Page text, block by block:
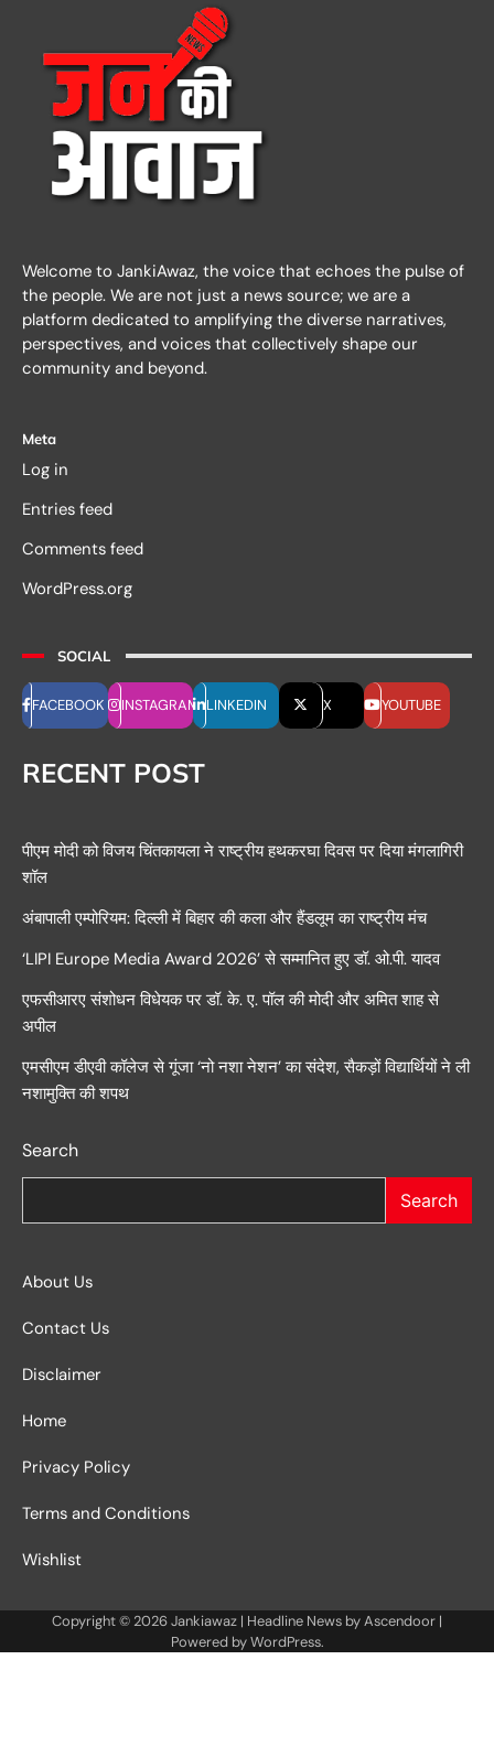
Welcome to JankiAwaz, the voice that echoes the pulse of
the people. We are not just a news source; we are a
platform dedicated to amplifying the diverse narratives,
perspectives, and voices that collectively shape our
community and beyond.
Meta
Log in
Entries feed
Comments feed
WordPress.org
SOCIAL
FACEBOOK INSTAGRAM LINKEDIN X YOUTUBE
RECENT POST
पीएम मोदी को विजय चिंतकायला ने राष्ट्रीय हथकरघा दिवस पर दिया मंगलागिरी
शॉल
अंबापाली एम्पोरियम: दिल्ली में बिहार की कला और हैंडलूम का राष्ट्रीय मंच
‘LIPI Europe Media Award 2026’ से सम्मानित हुए डॉ. ओ.पी. यादव
एफसीआरए संशोधन विधेयक पर डॉ. के. ए. पॉल की मोदी और अमित शाह से
अपील
एमसीएम डीएवी कॉलेज से गूंजा ‘नो नशा नेशन’ का संदेश, सैकड़ों विद्यार्थियों ने ली
नशामुक्ति की शपथ
Search
Search
About Us
Contact Us
Disclaimer
Home
Privacy Policy
Terms and Conditions
Wishlist
Copyright © 2026Jankiawaz | Headline News byAscendoor |
Powered byWordPress.